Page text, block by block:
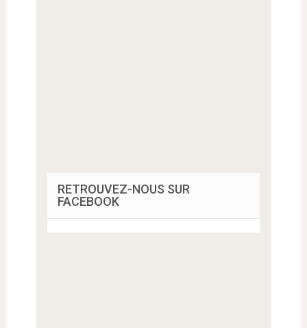
RETROUVEZ-NOUS SUR
FACEBOOK